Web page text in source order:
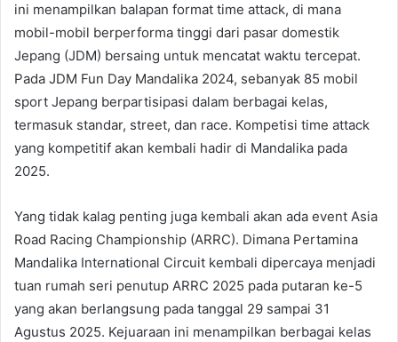
ini menampilkan balapan format time attack, di mana
mobil-mobil berperforma tinggi dari pasar domestik
Jepang (JDM) bersaing untuk mencatat waktu tercepat.
Pada JDM Fun Day Mandalika 2024, sebanyak 85 mobil
sport Jepang berpartisipasi dalam berbagai kelas,
termasuk standar, street, dan race. Kompetisi time attack
yang kompetitif akan kembali hadir di Mandalika pada
2025.
Yang tidak kalag penting juga kembali akan ada event Asia
Road Racing Championship (ARRC). Dimana Pertamina
Mandalika International Circuit kembali dipercaya menjadi
tuan rumah seri penutup ARRC 2025 pada putaran ke-5
yang akan berlangsung pada tanggal 29 sampai 31
Agustus 2025. Kejuaraan ini menampilkan berbagai kelas